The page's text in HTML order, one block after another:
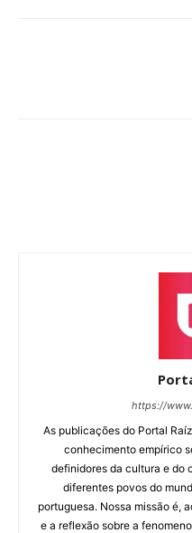
https://
As publicações do Portal
conhecimento empírico
definidores da cultura e do
diferentes povos do
portuguesa. Nossa missão é,
e a reflexão sobre a